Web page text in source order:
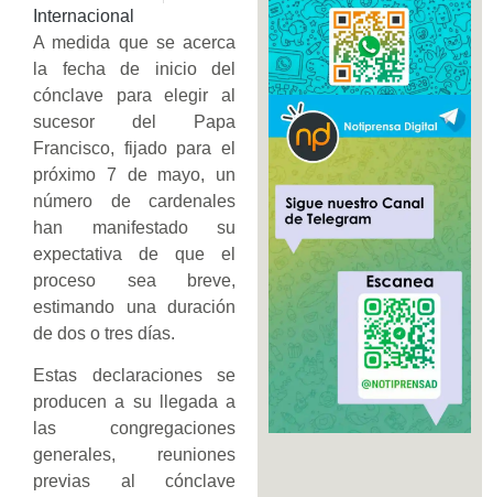
Internacional
A medida que se acerca
la fecha de inicio del
cónclave para elegir al
sucesor del Papa
Francisco, fijado para el
próximo 7 de mayo, un
número de cardenales
han manifestado su
expectativa de que el
proceso sea breve,
estimando una duración
de dos o tres días.
Estas declaraciones se
producen a su llegada a
las congregaciones
generales, reuniones
previas al cónclave